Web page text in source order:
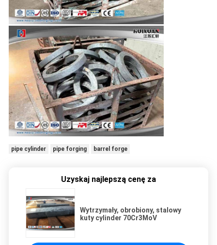
pipe cylinder pipe forging barrel forge
Uzyskaj najlepszą cenę za
Wytrzymały, obrobiony, stalowy
kuty cylinder 70Cr3MoV